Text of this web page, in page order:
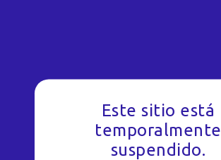
Este sitio está
temporalmente
suspendido.